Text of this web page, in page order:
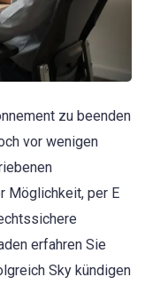
zu beenden
vor wenigen
Möglichkeit, per E
erfahren Sie
Sky kündigen